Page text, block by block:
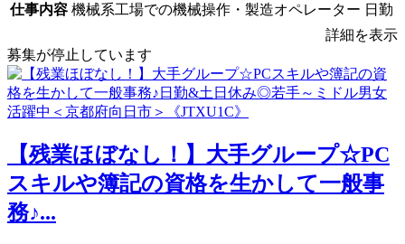
仕事内容 機械系工場での機械操作・製造オペレーター 日勤
詳細を表示
募集が停止しています
【残業ほぼなし！】大手グループ☆PC
スキルや簿記の資格を生かして一般事
務♪...